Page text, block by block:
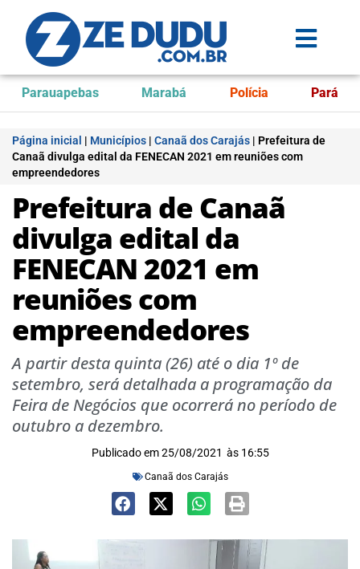
Parauapebas Marabá Polícia Pará
Página inicial | Municípios | Canaã dos Carajás | Prefeitura de
Canaã divulga edital da FENECAN 2021 em reuniões com
empreendedores
Prefeitura de Canaã
divulga edital da
FENECAN 2021 em
reuniões com
empreendedores
A partir desta quinta (26) até o dia 1º de
setembro, será detalhada a programação da
Feira de Negócios que ocorrerá no período de
outubro a dezembro.
Publicado em 25/08/2021 às 16:55
Canaã dos Carajás